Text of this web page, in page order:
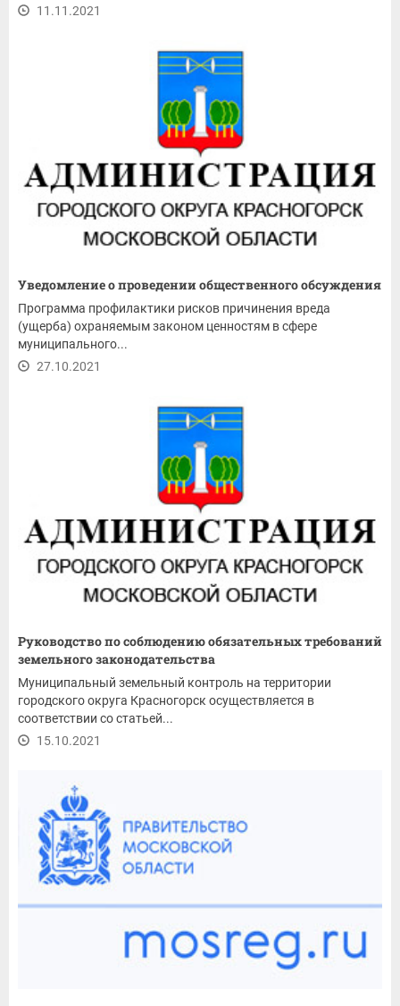
11.11.2021
Уведомление о проведении общественного обсуждения
Программа профилактики рисков причинения вреда
(ущерба) охраняемым законом ценностям в сфере
муниципального...
27.10.2021
Руководство по соблюдению обязательных требований
земельного законодательства
Муниципальный земельный контроль на территории
городского округа Красногорск осуществляется в
соответствии со статьей...
15.10.2021